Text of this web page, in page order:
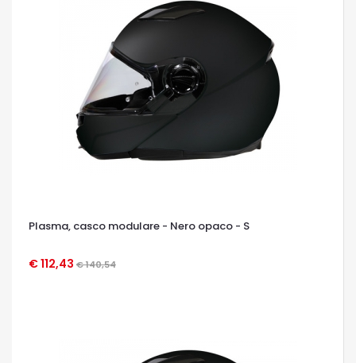
Plasma, casco modulare - Nero opaco - S
€ 112,43 € 140,54
OCCHIATA VELOCE